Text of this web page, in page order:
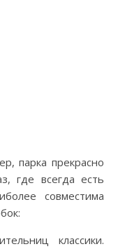
парка прекрасно
где всегда есть
совместима
классики.